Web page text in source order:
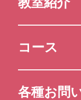
コース
各種お問